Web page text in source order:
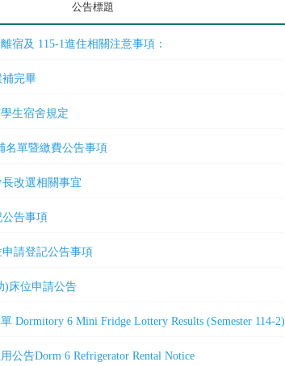
公告標題
宿及 115-1進住相關注意事項：
補完畢
生宿舍規定
名單暨繳費公告事項
改選相關事宜
告事項
請登記公告事項
)床位申請公告
Dormitory 6 Mini Fridge Lottery Results (Semester 114-2)
公告Dorm 6 Refrigerator Rental Notice